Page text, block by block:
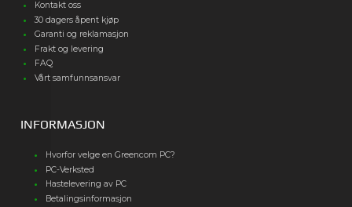
Kontakt oss
30 dagers åpent kjøp
Garanti og reklamasjon
Frakt og levering
FAQ
Vårt samfunnsansvar
INFORMASJON
Hvorfor velge en Greencom PC?
PC-Verksted
Hastelevering av PC
Betalingsinformasjon